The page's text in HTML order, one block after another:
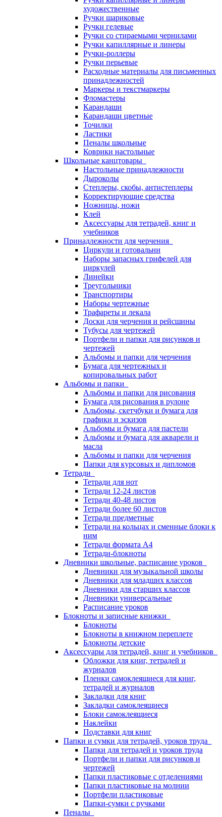
художественные
Ручки шариковые
Ручки гелевые
Ручки со стираемыми чернилами
Ручки капиллярные и линеры
Ручки-роллеры
Ручки перьевые
Расходные материалы для письменных
принадлежностей
Маркеры и текстмаркеры
Фломастеры
Карандаши
Карандаши цветные
Точилки
Ластики
Пеналы школьные
Коврики настольные
Школьные канцтовары
Настольные принадлежности
Дыроколы
Степлеры, скобы, антистеплеры
Корректирующие средства
Ножницы, ножи
Клей
Аксессуары для тетрадей, книг и
учебников
Принадлежности для черчения
Циркули и готовальни
Наборы запасных грифелей для
циркулей
Линейки
Треугольники
Транспортиры
Наборы чертежные
Трафареты и лекала
Доски для черчения и рейсшины
Тубусы для чертежей
Портфели и папки для рисунков и
чертежей
Альбомы и папки для черчения
Бумага для чертежных и
копировальных работ
Альбомы и папки
Альбомы и папки для рисования
Бумага для рисования в рулоне
Альбомы, скетчбуки и бумага для
графики и эскизов
Альбомы и бумага для пастели
Альбомы и бумага для акварели и
масла
Альбомы и папки для черчения
Папки для курсовых и дипломов
Тетради
Тетради для нот
Тетради 12-24 листов
Тетради 40-48 листов
Тетради более 60 листов
Тетради предметные
Тетради на кольцах и сменные блоки к
ним
Тетради формата А4
Тетради-блокноты
Дневники школьные, расписание уроков
Дневники для музыкальной школы
Дневники для младших классов
Дневники для старших классов
Дневники универсальные
Расписание уроков
Блокноты и записные книжки
Блокноты
Блокноты в книжном переплете
Блокноты детские
Аксессуары для тетрадей, книг и учебников
Обложки для книг, тетрадей и
журналов
Пленки самоклеящиеся для книг,
тетрадей и журналов
Закладки для книг
Закладки самоклеящиеся
Блоки самоклеящиеся
Наклейки
Подставки для книг
Папки и сумки для тетрадей, уроков труда
Папки для тетрадей и уроков труда
Портфели и папки для рисунков и
чертежей
Папки пластиковые с отделениями
Папки пластиковые на молнии
Портфели пластиковые
Папки-сумки с ручками
Пеналы